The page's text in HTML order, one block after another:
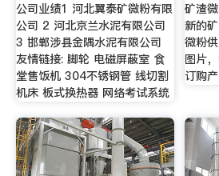
公司业绩1 河北翼泰矿微粉有限
公司 2 河北京兰水泥有限公司
3 邯郸涉县金隅水泥有限公司
友情链接: 脚轮 电磁屏蔽室 食
堂售饭机 304不锈钢管 线切割
机床 板式换热器 网络考试系统
矿渣
新的
微粉
图片
订购